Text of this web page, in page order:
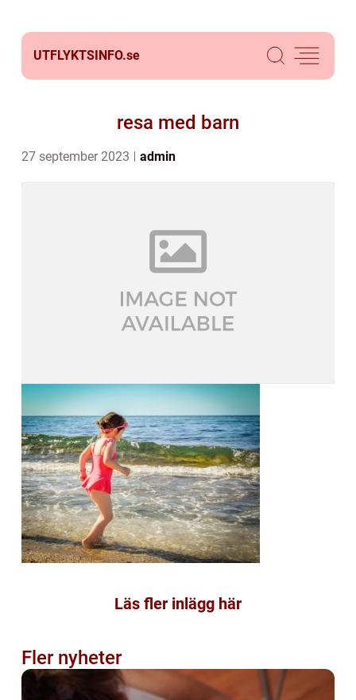
UTFLYKTSINFO.se
resa med barn
27 september 2023 admin
Läs fler inlägg här
Fler nyheter